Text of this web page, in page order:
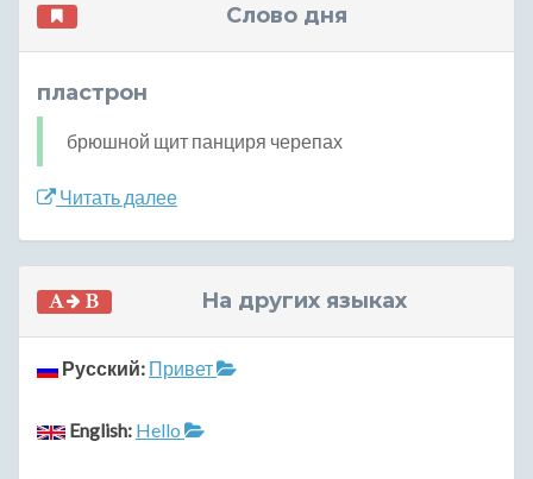
Слово дня
пластрон
брюшной щит панциря черепах
Читать далее
На других языках
Русский: Привет
English: Hello